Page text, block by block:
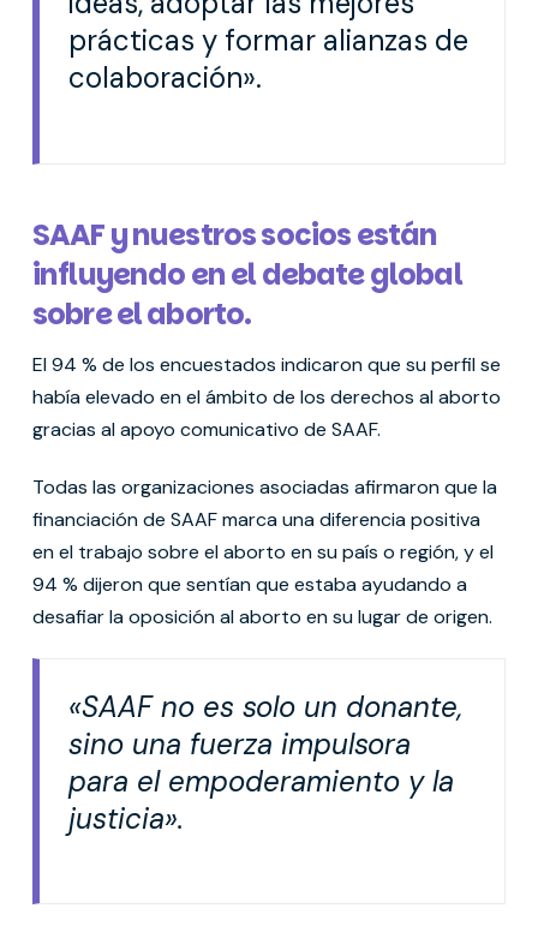
prácticas y formar alianzas de
colaboración».
SAAF y nuestros socios están
influyendo en el debate global
sobre el aborto.
El 94 % de los encuestados indicaron que su perfil se
había elevado en el ámbito de los derechos al aborto
gracias al apoyo comunicativo de SAAF.
Todas las organizaciones asociadas afirmaron que la
financiación de SAAF marca una diferencia positiva
en el trabajo sobre el aborto en su país o región, y el
94 % dijeron que sentían que estaba ayudando a
desafiar la oposición al aborto en su lugar de origen.
«SAAF no es solo un donante,
sino una fuerza impulsora
para el empoderamiento y la
justicia».